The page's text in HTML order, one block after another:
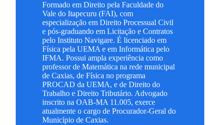
Formado em Direito pela Faculdade do
Vale do Itapecuru (FAI), com
especialização em Direito Processual Civil
e pós-graduando em Licitação e Contratos
pelo Instituto Navigare. É licenciado em
Física pela UEMA e em Informática pelo
IFMA. Possui ampla experiência como
professor de Matemática na rede municipal
de Caxias, de Física no programa
PROCAD da UEMA, e de Direito do
Trabalho e Direito Tributário. Advogado
inscrito na OAB-MA 11.005, exerce
atualmente o cargo de Procurador-Geral do
Município de Caxias.